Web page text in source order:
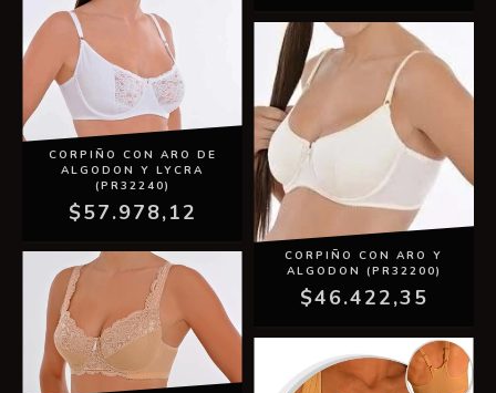
CORPIÑO CON ARO DE
ALGODON Y LYCRA
(PR32240)
$57.978,12
CORPIÑO CON ARO Y
ALGODON (PR32200)
$46.422,35